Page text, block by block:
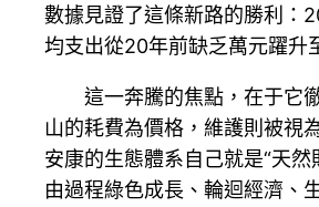
數據見證了這條新路的勝利：
均支出從20年前缺乏萬元躍升
這一奔騰的焦點，在于它
山的耗費為價格，維護則被視
安康的生態體系自己就是“天
由過程綠色成長、輪迴經濟、